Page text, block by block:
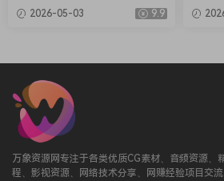
LN Audio Addictive Drums 2
Complete v2.9.0.4 FIXED ON
2026-05-03 9.9
d-
万象资源网专注于各类优质CG素材、音频资源、
程、影视资源、网络技术分享、网赚经验项目交